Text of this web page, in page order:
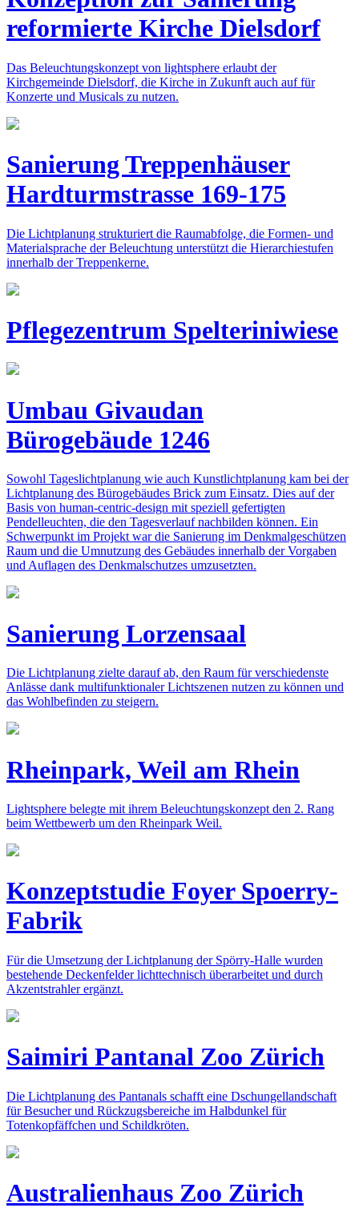
reformierte Kirche Dielsdorf
Das Beleuchtungskonzept von lightsphere erlaubt der
Kirchgemeinde Dielsdorf, die Kirche in Zukunft auch auf für
Konzerte und Musicals zu nutzen.
Sanierung Treppenhäuser
Hardturmstrasse 169-175
Die Lichtplanung strukturiert die Raumabfolge, die Formen- und
Materialsprache der Beleuchtung unterstützt die Hierarchiestufen
innerhalb der Treppenkerne.
Pflegezentrum Spelteriniwiese
Umbau Givaudan
Bürogebäude 1246
Sowohl Tageslichtplanung wie auch Kunstlichtplanung kam bei der
Lichtplanung des Bürogebäudes Brick zum Einsatz. Dies auf der
Basis von human-centric-design mit speziell gefertigten
Pendelleuchten, die den Tagesverlauf nachbilden können. Ein
Schwerpunkt im Projekt war die Sanierung im Denkmalgeschützen
Raum und die Umnutzung des Gebäudes innerhalb der Vorgaben
und Auflagen des Denkmalschutzes umzusetzten.
Sanierung Lorzensaal
Die Lichtplanung zielte darauf ab, den Raum für verschiedenste
Anlässe dank multifunktionaler Lichtszenen nutzen zu können und
das Wohlbefinden zu steigern.
Rheinpark, Weil am Rhein
Lightsphere belegte mit ihrem Beleuchtungskonzept den 2. Rang
beim Wettbewerb um den Rheinpark Weil.
Konzeptstudie Foyer Spoerry-
Fabrik
Für die Umsetzung der Lichtplanung der Spörry-Halle wurden
bestehende Deckenfelder lichttechnisch überarbeitet und durch
Akzentstrahler ergänzt.
Saimiri Pantanal Zoo Zürich
Die Lichtplanung des Pantanals schafft eine Dschungellandschaft
für Besucher und Rückzugsbereiche im Halbdunkel für
Totenkopfäffchen und Schildkröten.
Australienhaus Zoo Zürich